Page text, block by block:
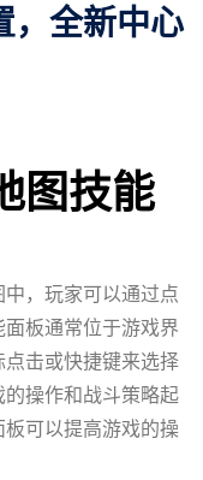
，全新中心
图技能
，玩家可以通过点
板通常位于游戏界
击或快捷键来选择
操作和战斗策略起
可以提高游戏的操